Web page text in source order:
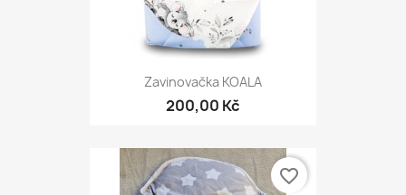
Zavinovačka KOALA
200,00 Kč
favorite_border